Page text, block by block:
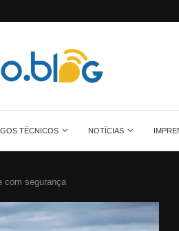
TÉCNICOS NOTÍCIAS
com segurança